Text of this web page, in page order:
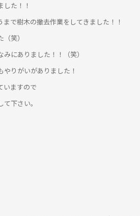
した！！
まで樹木の撤去作業をしてきました！！
笑）
にありました！！（笑）
りがいがありました！
いますので
下さい。